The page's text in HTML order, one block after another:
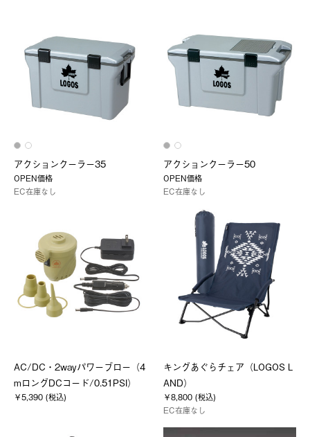
アクションクーラー35
OPEN価格
EC在庫なし
アクションクーラー50
OPEN価格
EC在庫なし
AC/DC・2wayパワーブロー（4
mロングDCコード/0.51PSI）
￥5,390 (税込)
キングあぐらチェア（LOGOS L
AND）
￥8,800 (税込)
EC在庫なし